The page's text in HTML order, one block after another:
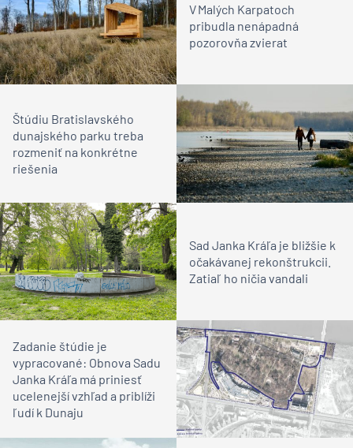
V Malých Karpatoch
pribudla nenápadná
pozorovňa zvierat
Štúdiu Bratislavského
dunajského parku treba
rozmeniť na konkrétne
riešenia
Sad Janka Kráľa je bližšie k
očakávanej rekonštrukcii.
Zatiaľ ho ničia vandali
Zadanie štúdie je
vypracované: Obnova Sadu
Janka Kráľa má priniesť
ucelenejší vzhľad a priblíži
ľudí k Dunaju